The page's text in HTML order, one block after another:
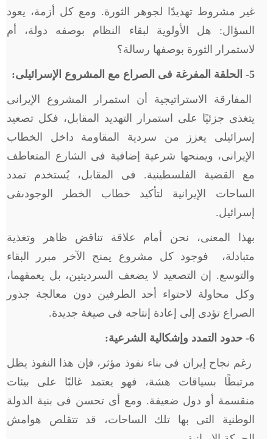
غير مشروط تهديدًا لجوهر الثورة. ومع كل أزمة، يعود
السؤال: هل الأولوية لبقاء النظام بوصفه دولة، أم
لاستمرار الثورة بوصفها رسالة؟
5- الحلقة المفرغة فى الصراع مع المشروع الإسرائيلى:
المفارقة الاستراتيجية أن استمرار المشروع الإيرانى
يتغذى جزئيًا على استمرار التهديد المقابل، فكل تصعيد
إسرائيلى يعزز من سردية المقاومة داخل الخطاب
الإيرانى، ويمنحها شرعية إضافية فى الشارع المتعاطف
مع القضية الفلسطينية. فى المقابل، يُستخدم تمدد
الساحات الإيرانية لتأكيد خطاب الخطر الوجودىفى
إسرائيل.
بهذا المعنى، نحن أمام علاقة تناقض ظاهر وتغذية
متبادلة، فوجود كل مشروع يمنح الآخر مبرر البقاء
والتوسع. إن التصعيد لا يضعف السرديتين، بل يعمقهما،
وكل محاولة لاحتواء أحد الطرفين دون معالجة جذور
الصراع تؤدى إلى إعادة إنتاجه فى صيغة جديدة.
6- حدود التمدد وإشكالية الشرعية:
رغم نجاح إيران فى بناء نفوذ مؤثر، فإن هذا النفوذ يظل
مرتبطًا بسياقات هشة، فهو يعتمد غالبًا على بيئات
منقسمة أو دول ضعيفة. ومع أى تحسن فى بنية الدولة
الوطنية التى بها تلك الساحات، قد تتقلص هوامش